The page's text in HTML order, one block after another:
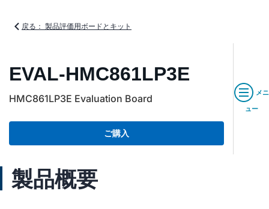
戻る： 製品評価用ボードとキット
EVAL-HMC861LP3E
HMC861LP3E Evaluation Board
ご購入
メニ
ュー
製品概要